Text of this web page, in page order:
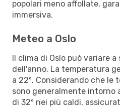
popolari meno affollate,
immersiva.
Meteo a Oslo
Il clima di Oslo può variare
dell'anno. La temperatura
a 22º. Considerando che le
sono generalmente intorno
di 32º nei più caldi,